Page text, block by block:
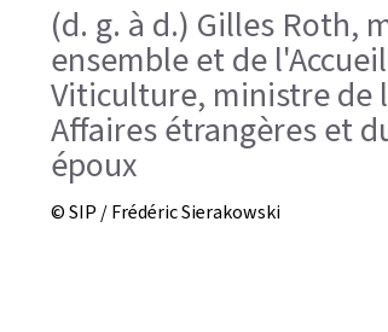
(d. g. à d.) Gilles Roth,
ensemble et de
Viticulture, ministre de
Affaires étrangères et
époux
© SIP / Frédéric Sierakowski